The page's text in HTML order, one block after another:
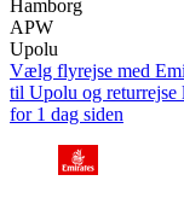
Hamborg
APW
Upolu
Vælg flyrejse med
til Upolu og returrejse
for 1 dag siden